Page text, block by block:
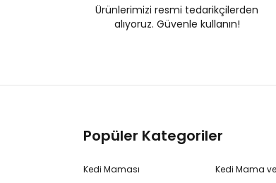
Ürünlerimizi resmi tedarikçilerden
alıyoruz. Güvenle kullanın!
Popüler Kategoriler
Kedi Maması
Kedi Mama ve